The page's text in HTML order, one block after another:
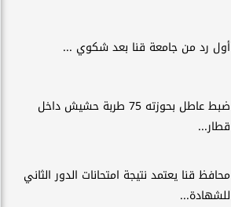
أول رد من جامعة قنا بعد شكوي ...
ضبط عاطل بحوزته 75 طربة حشيش داخل
قطار...
محافظ قنا يعتمد نتيجة امتحانات الدور الثاني
للشهادة...